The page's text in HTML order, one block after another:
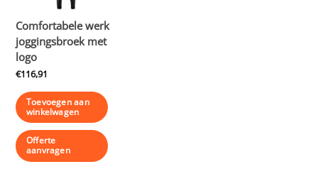
Comfortabele werk
joggingsbroek met
logo
€116,91
Toevoegen aan
winkelwagen
Offerte
aanvragen